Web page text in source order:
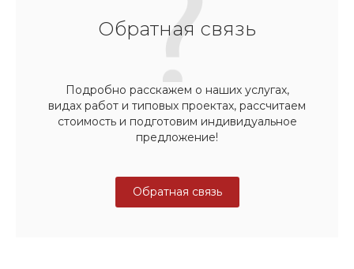
Обратная связь
Подробно расскажем о наших услугах,
видах работ и типовых проектах, рассчитаем
стоимость и подготовим индивидуальное
предложение!
Обратная связь